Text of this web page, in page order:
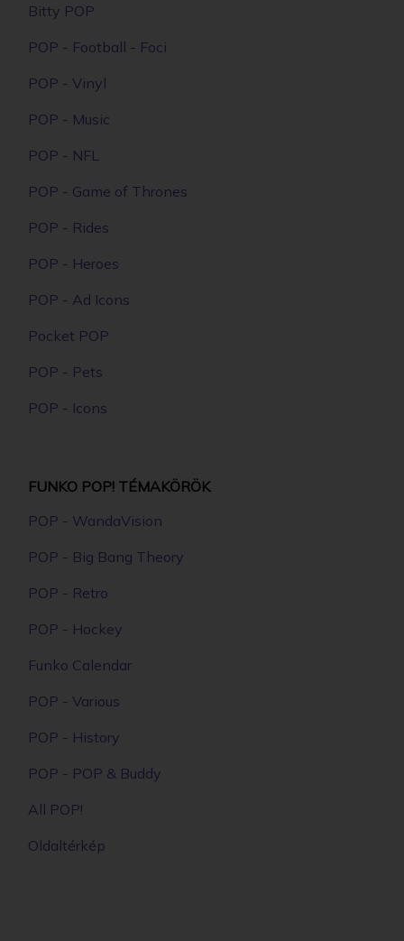
Bitty POP
POP - Football - Foci
POP - Vinyl
POP - Music
POP - NFL
POP - Game of Thrones
POP - Rides
POP - Heroes
POP - Ad Icons
Pocket POP
POP - Pets
POP - Icons
FUNKO POP! TÉMAKÖRÖK
POP - WandaVision
POP - Big Bang Theory
POP - Retro
POP - Hockey
Funko Calendar
POP - Various
POP - History
POP - POP & Buddy
All POP!
Oldaltérkép